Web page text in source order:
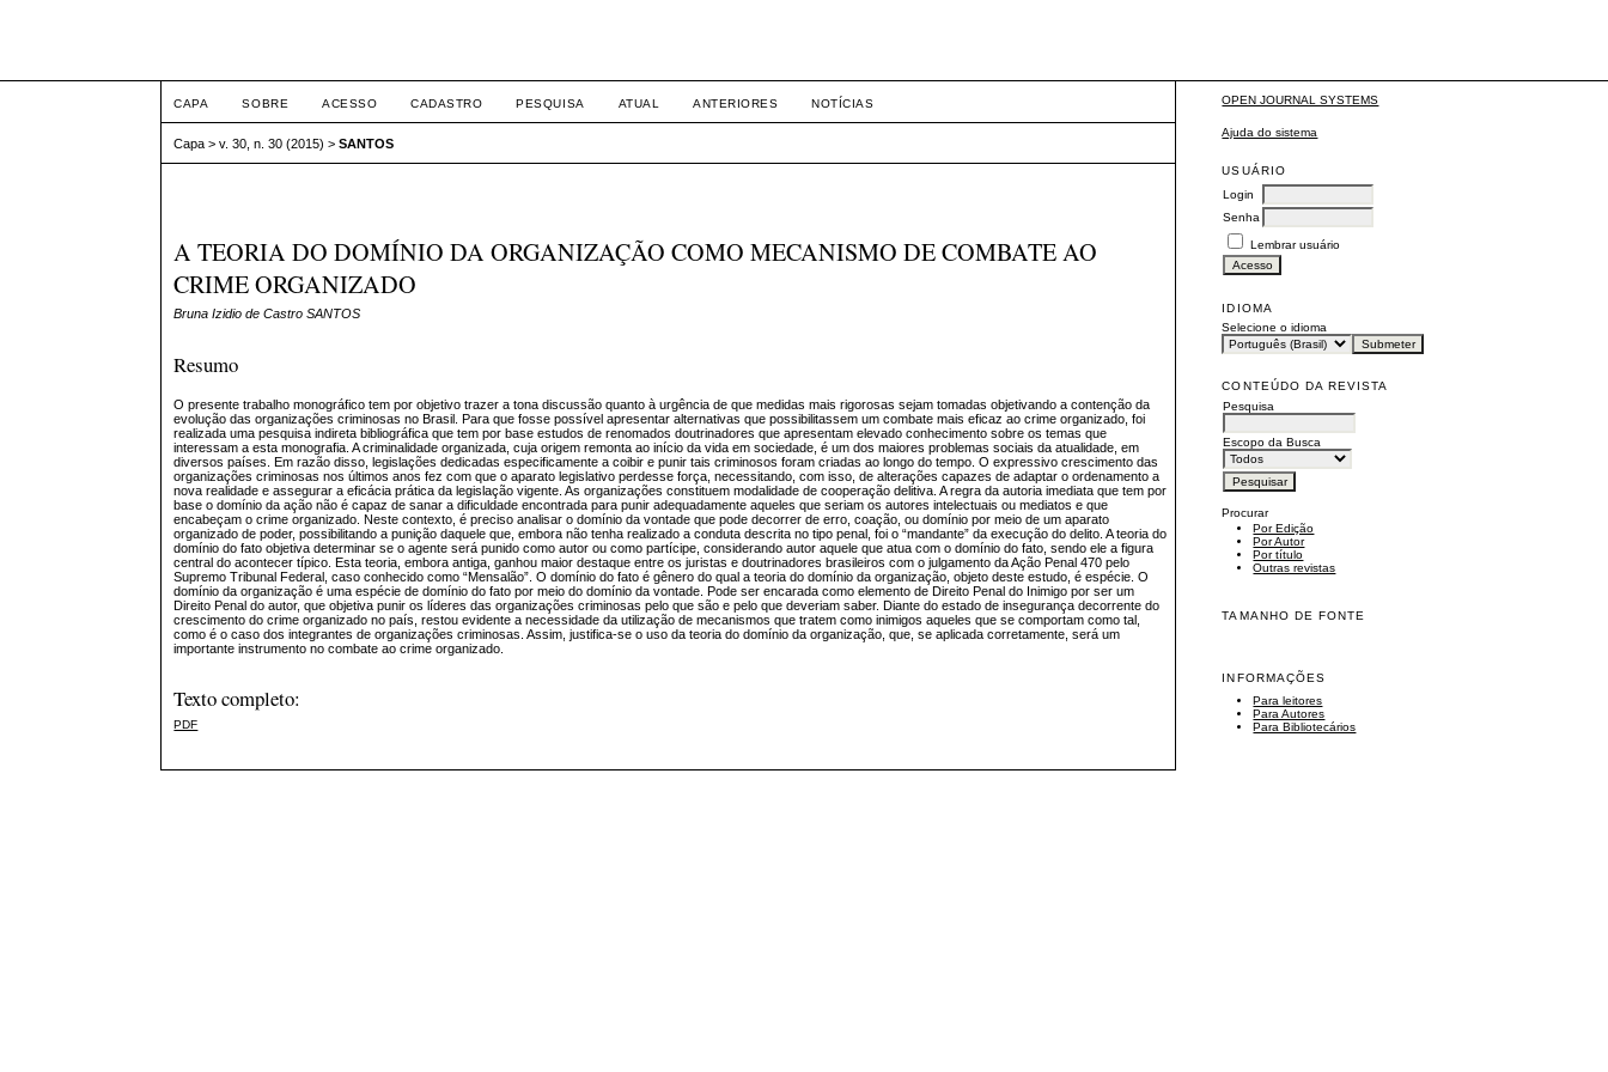
OPEN JOURNAL SYSTEMS
Ajuda do sistema
USUÁRIO
Login
Senha
Lembrar usuário
IDIOMA
Selecione o idioma
CONTEÚDO DA REVISTA
Pesquisa
Escopo da Busca
Procurar
Por Edição
Por Autor
Por título
Outras revistas
TAMANHO DE FONTE
INFORMAÇÕES
Para leitores
Para Autores
Para Bibliotecários
CAPA SOBRE ACESSO CADASTRO PESQUISA ATUAL ANTERIORES NOTÍCIAS
Capa >v. 30, n. 30 (2015) >SANTOS
A TEORIA DO DOMÍNIO DA ORGANIZAÇÃO COMO MECANISMO DE COMBATE AO
CRIME ORGANIZADO
Bruna Izidio de Castro SANTOS
Resumo
O presente trabalho monográfico tem por objetivo trazer a tona discussão quanto à urgência de que medidas mais rigorosas sejam tomadas objetivando a contenção da
evolução das organizações criminosas no Brasil. Para que fosse possível apresentar alternativas que possibilitassem um combate mais eficaz ao crime organizado, foi
realizada uma pesquisa indireta bibliográfica que tem por base estudos de renomados doutrinadores que apresentam elevado conhecimento sobre os temas que
interessam a esta monografia. A criminalidade organizada, cuja origem remonta ao início da vida em sociedade, é um dos maiores problemas sociais da atualidade, em
diversos países. Em razão disso, legislações dedicadas especificamente a coibir e punir tais criminosos foram criadas ao longo do tempo. O expressivo crescimento das
organizações criminosas nos últimos anos fez com que o aparato legislativo perdesse força, necessitando, com isso, de alterações capazes de adaptar o ordenamento a
nova realidade e assegurar a eficácia prática da legislação vigente. As organizações constituem modalidade de cooperação delitiva. A regra da autoria imediata que tem por
base o domínio da ação não é capaz de sanar a dificuldade encontrada para punir adequadamente aqueles que seriam os autores intelectuais ou mediatos e que
encabeçam o crime organizado. Neste contexto, é preciso analisar o domínio da vontade que pode decorrer de erro, coação, ou domínio por meio de um aparato
organizado de poder, possibilitando a punição daquele que, embora não tenha realizado a conduta descrita no tipo penal, foi o “mandante” da execução do delito. A teoria do
domínio do fato objetiva determinar se o agente será punido como autor ou como partícipe, considerando autor aquele que atua com o domínio do fato, sendo ele a figura
central do acontecer típico. Esta teoria, embora antiga, ganhou maior destaque entre os juristas e doutrinadores brasileiros com o julgamento da Ação Penal 470 pelo
Supremo Tribunal Federal, caso conhecido como “Mensalão”. O domínio do fato é gênero do qual a teoria do domínio da organização, objeto deste estudo, é espécie. O
domínio da organização é uma espécie de domínio do fato por meio do domínio da vontade. Pode ser encarada como elemento de Direito Penal do Inimigo por ser um
Direito Penal do autor, que objetiva punir os líderes das organizações criminosas pelo que são e pelo que deveriam saber. Diante do estado de insegurança decorrente do
crescimento do crime organizado no país, restou evidente a necessidade da utilização de mecanismos que tratem como inimigos aqueles que se comportam como tal,
como é o caso dos integrantes de organizações criminosas. Assim, justifica-se o uso da teoria do domínio da organização, que, se aplicada corretamente, será um
importante instrumento no combate ao crime organizado.
Texto completo:
PDF